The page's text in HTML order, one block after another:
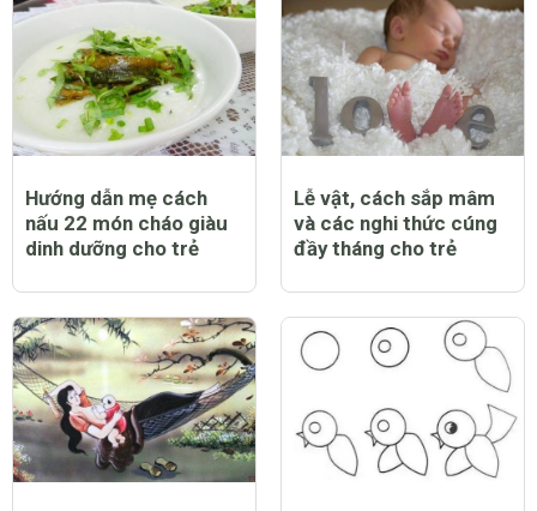
Hướng dẫn mẹ cách
nấu 22 món cháo giàu
dinh dưỡng cho trẻ
Lễ vật, cách sắp mâm
và các nghi thức cúng
đầy tháng cho trẻ